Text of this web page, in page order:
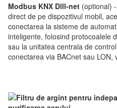
Modbus KNX Dlll-net (optional)
direct de pe dispozitivul mobil,
conectarea la sisteme de
inteligente, folosind protocoalele
sau la unitatea centrala de
conectarea via BACnet sau LON,